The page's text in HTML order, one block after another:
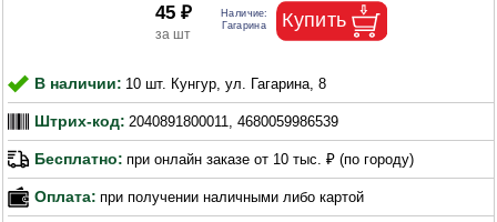
45 ₽
В наличии: 10 шт. Кунгур, ул. Гагарина, 8
Штрих-код: 2040891800011, 4680059986539
Бесплатно: при онлайн заказе от 10 тыс. ₽ (по городу)
Оплата: при получении наличными либо картой